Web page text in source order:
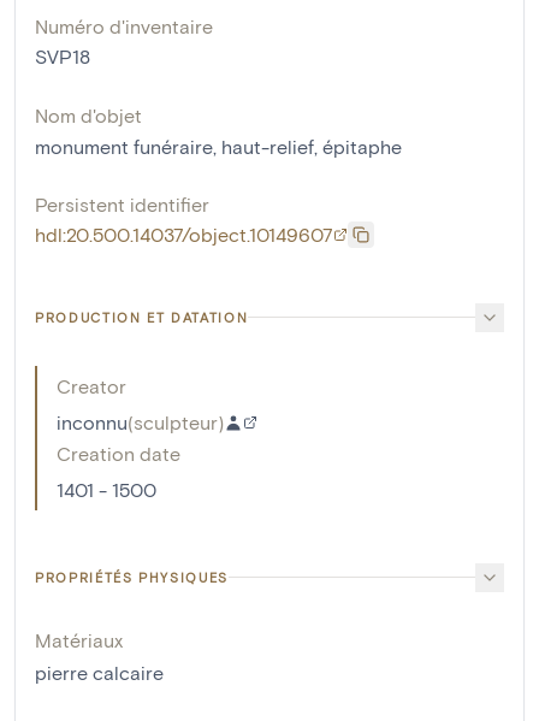
Numéro d'inventaire
SVP18
Nom d'objet
monument funéraire, haut-relief, épitaphe
Persistent identifier
hdl:20.500.14037/object.10149607
PRODUCTION ET DATATION
Creator
inconnu(sculpteur)
Creation date
1401 - 1500
PROPRIÉTÉS PHYSIQUES
Matériaux
pierre calcaire